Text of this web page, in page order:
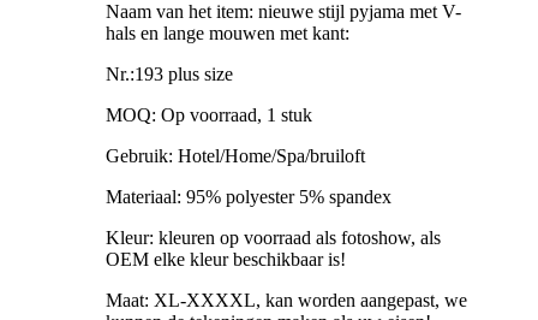
Naam van het item: nieuwe stijl pyjama met V-
hals en lange mouwen met kant:
Nr.:193 plus size
MOQ: Op voorraad, 1 stuk
Gebruik: Hotel/Home/Spa/bruiloft
Materiaal: 95% polyester 5% spandex
Kleur: kleuren op voorraad als fotoshow, als
OEM elke kleur beschikbaar is!
Maat: XL-XXXXL, kan worden aangepast, we